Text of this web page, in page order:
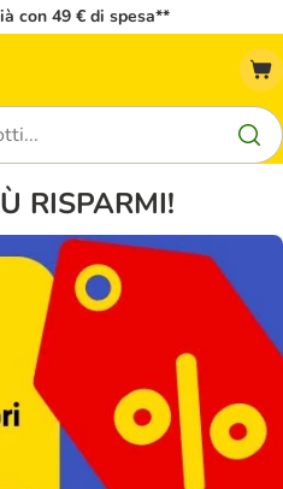
con 49 € di spesa**
RISPARMI!